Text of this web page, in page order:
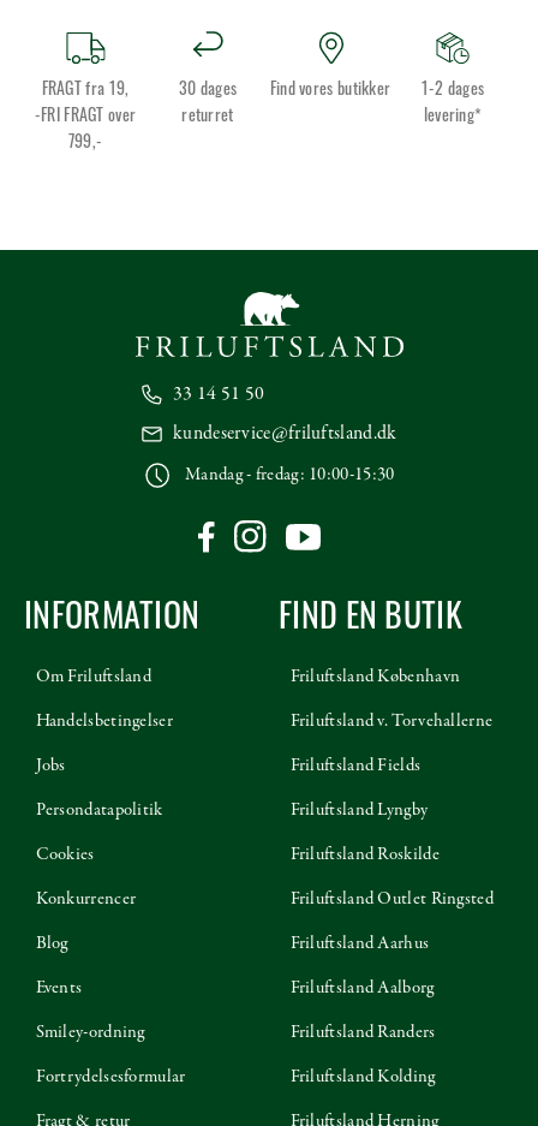
FRAGT fra 19,
-FRI FRAGT over
799,-
30 dages
returret
Find vores butikker
1-2 dages
levering*
33 14 51 50
kundeservice@friluftsland.dk
Mandag - fredag: 10:00-15:30
INFORMATION
Om Friluftsland
Handelsbetingelser
Jobs
Persondatapolitik
Cookies
Konkurrencer
Blog
Events
Smiley-ordning
Fortrydelsesformular
Fragt & retur
FIND EN BUTIK
Friluftsland København
Friluftsland v. Torvehallerne
Friluftsland Fields
Friluftsland Lyngby
Friluftsland Roskilde
Friluftsland Outlet Ringsted
Friluftsland Aarhus
Friluftsland Aalborg
Friluftsland Randers
Friluftsland Kolding
Friluftsland Herning